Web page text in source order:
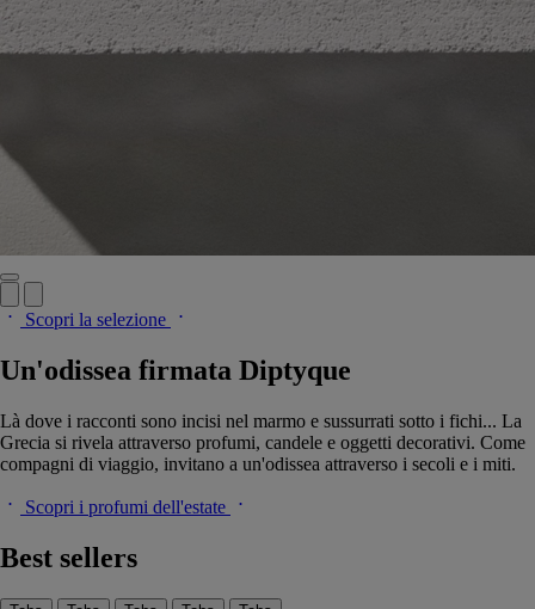
Scopri la selezione
Un'odissea firmata Diptyque
Là dove i racconti sono incisi nel marmo e sussurrati sotto i fichi... La
Grecia si rivela attraverso profumi, candele e oggetti decorativi. Come
compagni di viaggio, invitano a un'odissea attraverso i secoli e i miti.
Scopri i profumi dell'estate
Best sellers